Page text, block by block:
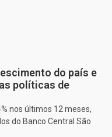
do país e
políticas de
nos últimos 12 meses,
do Banco Central São